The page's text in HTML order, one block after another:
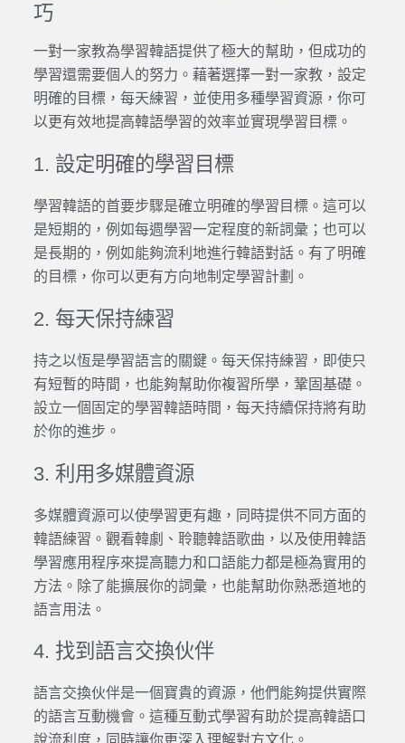
巧
一對一家教為學習韓語提供了極大的幫助，但成功的
學習還需要個人的努力。藉著選擇一對一家教，設定
明確的目標，每天練習，並使用多種學習資源，你可
以更有效地提高韓語學習的效率並實現學習目標。
1. 設定明確的學習目標
學習韓語的首要步驟是確立明確的學習目標。這可以
是短期的，例如每週學習一定程度的新詞彙；也可以
是長期的，例如能夠流利地進行韓語對話。有了明確
的目標，你可以更有方向地制定學習計劃。
2. 每天保持練習
持之以恆是學習語言的關鍵。每天保持練習，即使只
有短暫的時間，也能夠幫助你複習所學，鞏固基礎。
設立一個固定的學習韓語時間，每天持續保持將有助
於你的進步。
3. 利用多媒體資源
多媒體資源可以使學習更有趣，同時提供不同方面的
韓語練習。觀看韓劇、聆聽韓語歌曲，以及使用韓語
學習應用程序來提高聽力和口語能力都是極為實用的
方法。除了能擴展你的詞彙，也能幫助你熟悉道地的
語言用法。
4. 找到語言交換伙伴
語言交換伙伴是一個寶貴的資源，他們能夠提供實際
的語言互動機會。這種互動式學習有助於提高韓語口